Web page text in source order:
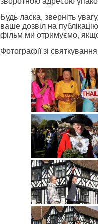
Будь ласка, зверніть
ваше дозвіл на
фільм ми отримуємо,
Фотографії зі